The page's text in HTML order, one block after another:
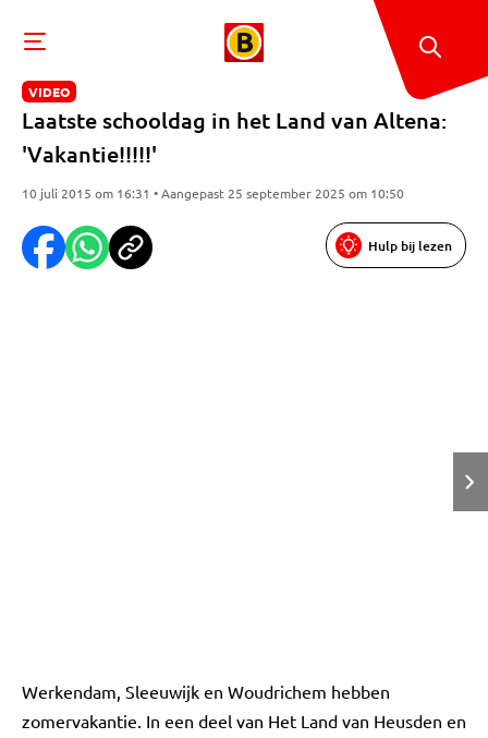
VIDEO
Laatste schooldag in het Land van Altena:
'Vakantie!!!!!'
10 juli 2015 om 16:31 • Aangepast 25 september 2025 om 10:50
Hulp bij lezen
Werkendam, Sleeuwijk en Woudrichem hebben
zomervakantie. In een deel van Het Land van Heusden en